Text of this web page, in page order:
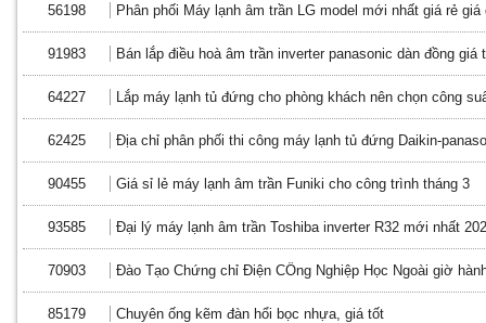
56198 Phân phối Máy lạnh âm trần LG model mới nhất giá rẻ giá
91983 Bán lắp điều hoà âm trần inverter panasonic dàn đồng giá
64227 Lắp máy lạnh tủ đứng cho phòng khách nên chọn công
62425 Địa chỉ phân phối thi công máy lạnh tủ đứng Daikin-
90455 Giá sỉ lẻ máy lạnh âm trần Funiki cho công trình tháng 3
93585 Đại lý máy lạnh âm trần Toshiba inverter R32 mới nhất
70903 Đào Tạo Chứng chỉ Điện CÔng Nghiệp Học Ngoài giờ
85179 Chuyên ống kẽm đàn hổi bọc nhựa, giá tốt